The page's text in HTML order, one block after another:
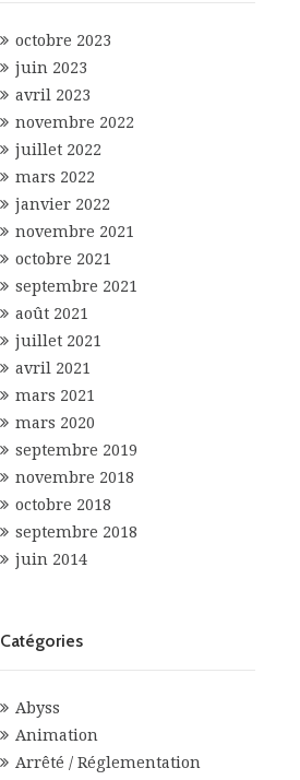
octobre 2023
juin 2023
avril 2023
novembre 2022
juillet 2022
mars 2022
janvier 2022
novembre 2021
octobre 2021
septembre 2021
août 2021
juillet 2021
avril 2021
mars 2021
mars 2020
septembre 2019
novembre 2018
octobre 2018
septembre 2018
juin 2014
Catégories
Abyss
Animation
Arrêté / Réglementation